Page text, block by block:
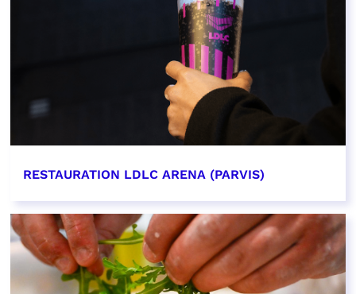
RESTAURATION LDLC ARENA (PARVIS)
EN SAVOIR PLUS